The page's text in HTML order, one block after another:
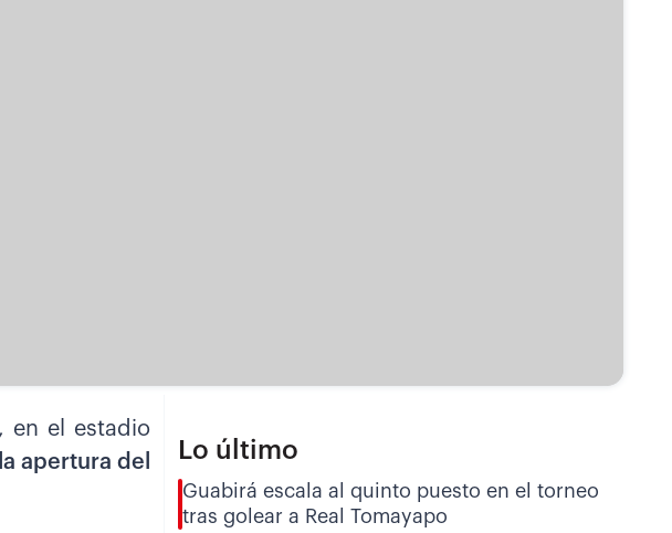
en el estadio
apertura del
Lo último
Guabirá escala al quinto puesto en el torneo
tras golear a Real Tomayapo